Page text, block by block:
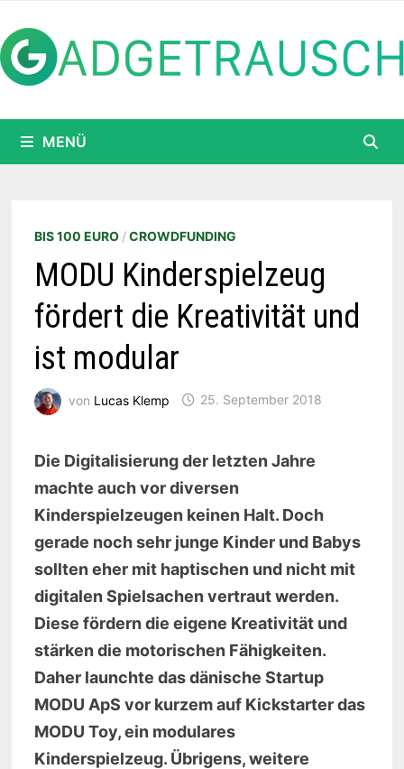
Inhalt
springen
MENÜ
BIS 100 EURO/CROWDFUNDING
MODU Kinderspielzeug
fördert die Kreativität und
ist modular
von Lucas Klemp 25. September 2018
Die Digitalisierung der letzten Jahre
machte auch vor diversen
Kinderspielzeugen keinen Halt. Doch
gerade noch sehr junge Kinder und Babys
sollten eher mit haptischen und nicht mit
digitalen Spielsachen vertraut werden.
Diese fördern die eigene Kreativität und
stärken die motorischen Fähigkeiten.
Daher launchte das dänische Startup
MODU ApS vor kurzem auf Kickstarter das
MODU Toy, ein modulares
Kinderspielzeug. Übrigens, weitere